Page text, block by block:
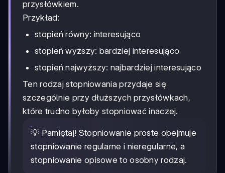
przysłówkiem.
Przykład:
stopień równy: interesująco
stopień wyższy: bardziej interesująco
stopień najwyższy: najbardziej interesująco
Ten rodzaj stopniowania przydaje się
szczególnie przy dłuższych przysłówkach,
które trudno byłoby stopniować inaczej.
💡 Pamiętaj! Stopniowanie proste obejmuje
stopniowanie regularne i nieregularne, a
stopniowanie opisowe to osobny rodzaj.